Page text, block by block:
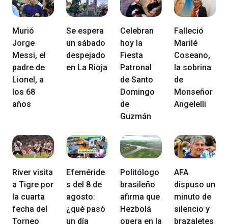
Murió
Jorge
Messi, el
padre de
Lionel, a
los 68
años
Se espera
un sábado
despejado
en La Rioja
Celebran
hoy la
Fiesta
Patronal
de Santo
Domingo
de
Guzmán
Falleció
Marilé
Coseano,
la sobrina
de
Monseñor
Angelelli
River visita
a Tigre por
la cuarta
fecha del
Torneo
Efeméride
s del 8 de
agosto:
¿qué pasó
un día
Politólogo
brasileño
afirma que
Hezbolá
opera en la
AFA
dispuso un
minuto de
silencio y
brazaletes